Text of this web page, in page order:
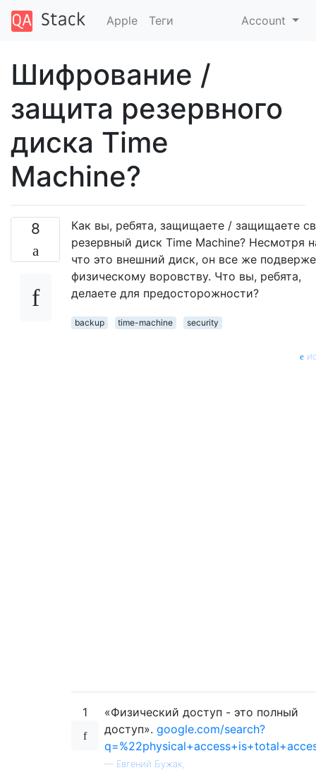
Apple Теги Account
Шифрование /
защита резервного
диска Time
Machine?
8
Как вы, ребята, защищаете / защищаете
резервный диск Time Machine? Несмотря
что это внешний диск, он все же
физическому воровству. Что вы, ребята,
делаете для предосторожности?
backup time-machine security
1
«Физический доступ - это полный
доступ». google.com/search?
— Евгений Бужак,